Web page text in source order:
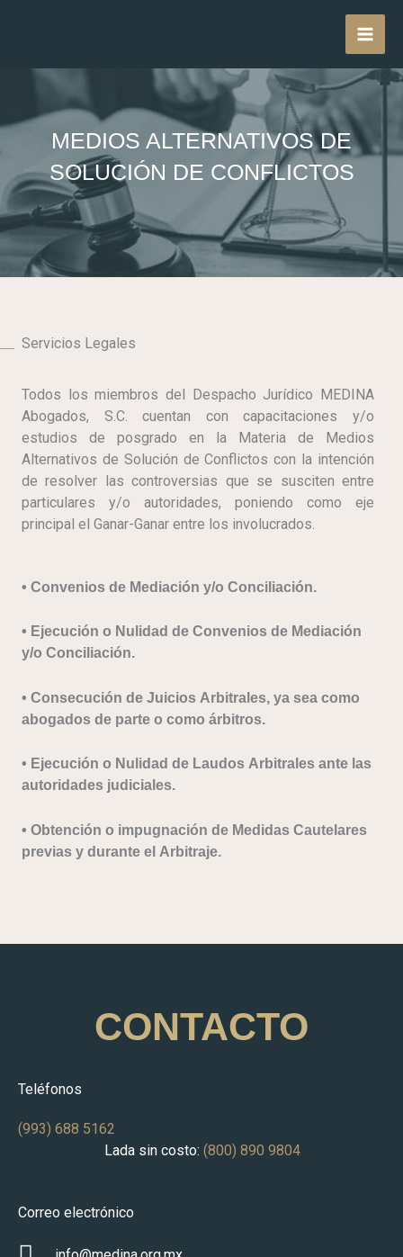
​​​MEDIOS ALTERNATIVOS DE
SOLUCIÓN DE CONFLICTOS
Servicios Legales
Todos los miembros del Despacho Jurídico MEDINA
Abogados, S.C. cuentan con capacitaciones y/o
estudios de posgrado en la Materia de Medios
Alternativos de Solución de Conflictos con la intención
de resolver las controversias que se susciten entre
particulares y/o autoridades, poniendo como eje
principal el Ganar-Ganar entre los involucrados.
​• Convenios de Mediación y/o Conciliación.
​• Ejecución o Nulidad de Convenios de Mediación
y/o Conciliación.
​• Consecución de Juicios Arbitrales, ya sea como
abogados de parte o como árbitros.
​• Ejecución o Nulidad de Laudos Arbitrales ante las
autoridades judiciales.
​• Obtención o impugnación de Medidas Cautelares
previas y durante el Arbitraje.​
CONTACTO
Teléfonos
(993) 688 5162
Lada sin costo: (800) 890 9804
Correo electrónico